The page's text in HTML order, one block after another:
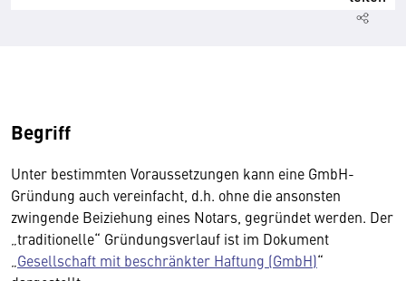
Begriff
Unter bestimmten Voraussetzungen kann eine GmbH-
Gründung auch vereinfacht, d.h. ohne die ansonsten
zwingende Beiziehung eines Notars, gegründet werden. Der
„traditionelle“ Gründungsverlauf ist im Dokument
Gesellschaft mit beschränkter Haftung (GmbH)“